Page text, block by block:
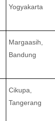
Yogyakarta
Margaasih,
Bandung
Cikupa,
Tangerang